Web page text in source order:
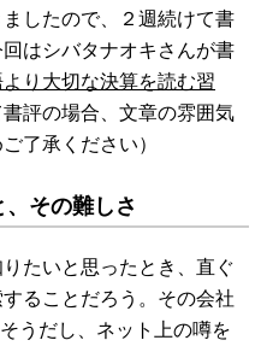
したので、２週続けて書
はシバタナオキさんが書
り大切な決算を読む習
評の場合、文章の雰囲気
了承ください）
その難しさ
たいと思ったとき、直ぐ
ることだろう。その会社
うだし、ネット上の噂を